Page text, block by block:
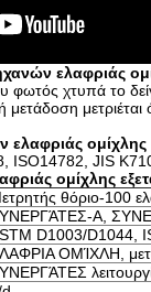
ελαφριάς
φωτός χτυπά το
ελαφριάς ομίχλης
ISO14782, JIS
ομίχλης
θόριο-100
Α,
D1003/D1044,
ΟΜΊΧΛΗ,